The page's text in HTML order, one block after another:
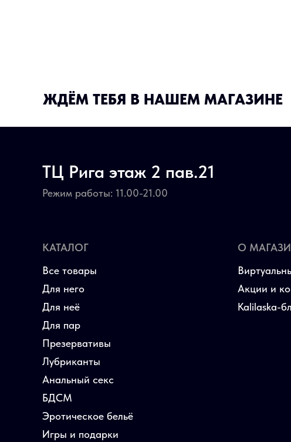
ЖДЁМ ТЕБЯ В НАШЕМ МАГАЗИНЕ
Акции и
Kalilaska-
О
ТЦ Рига этаж 2 пав.21
Режим работы: 11.00-21.00
КАТАЛОГ
Для него
Для неё
Для пар
БДСМ
Эротическое бельё
Игры и подарки
Все товары
Презервативы
Лубриканты
Анальный секс